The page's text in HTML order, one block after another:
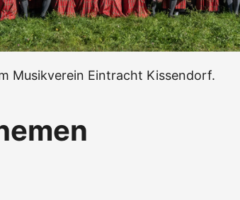
Musikverein Eintracht Kissendorf.